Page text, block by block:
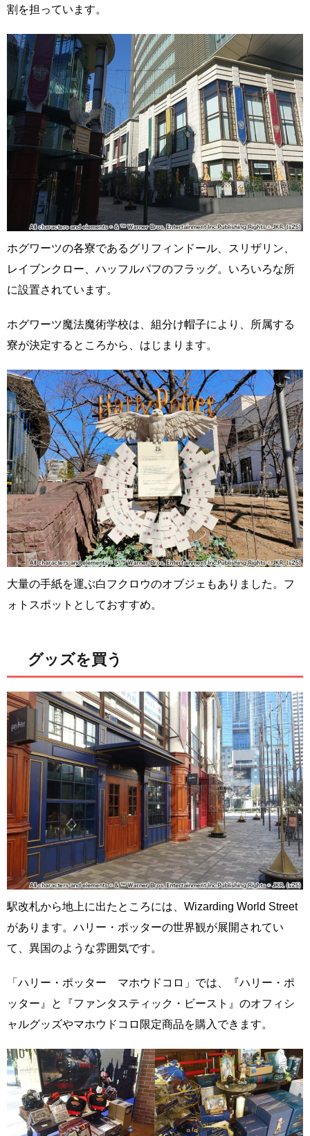
割を担っています。
ホグワーツの各寮であるグリフィンドール、スリザリン、
レイブンクロー、ハッフルパフのフラッグ。いろいろな所
に設置されています。
ホグワーツ魔法魔術学校は、組分け帽子により、所属する
寮が決定するところから、はじまります。
大量の手紙を運ぶ白フクロウのオブジェもありました。フ
ォトスポットとしておすすめ。
グッズを買う
駅改札から地上に出たところには、Wizarding World Street
があります。ハリー・ポッターの世界観が展開されてい
て、異国のような雰囲気です。
「ハリー・ポッター マホウドコロ」では、『ハリー・ポ
ッター』と『ファンタスティック・ビースト』のオフィシ
ャルグッズやマホウドコロ限定商品を購入できます。